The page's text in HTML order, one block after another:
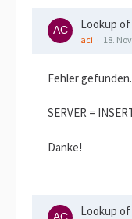
Lookup of
aci 18.
Fehler
SERVER =
Danke!
Lookup of